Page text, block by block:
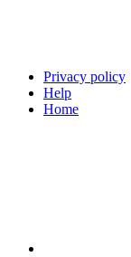
Privacy policy
Help
Home